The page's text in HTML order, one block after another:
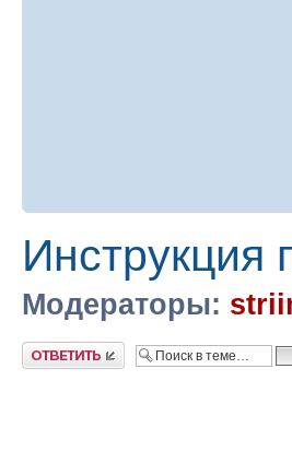
Инструкция
Модераторы:
Ответить